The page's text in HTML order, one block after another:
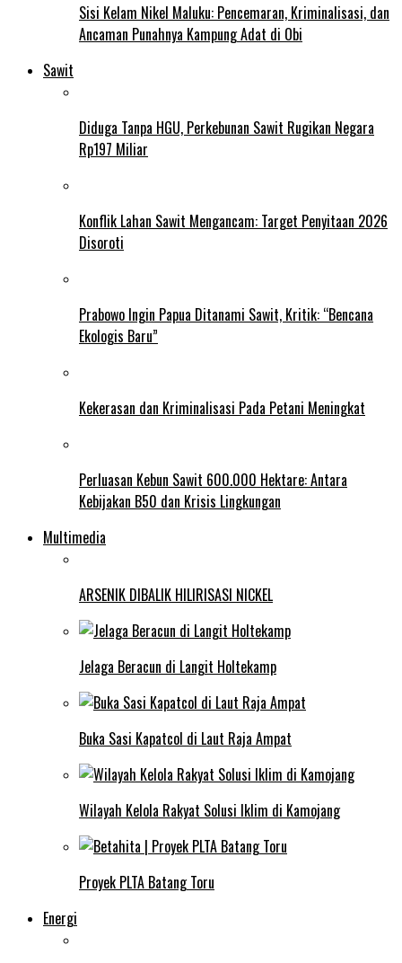
Sisi Kelam Nikel Maluku: Pencemaran, Kriminalisasi, dan
Ancaman Punahnya Kampung Adat di Obi
Sawit
Diduga Tanpa HGU, Perkebunan Sawit Rugikan Negara
Rp197 Miliar
Konflik Lahan Sawit Mengancam: Target Penyitaan 2026
Disoroti
Prabowo Ingin Papua Ditanami Sawit, Kritik: “Bencana
Ekologis Baru”
Kekerasan dan Kriminalisasi Pada Petani Meningkat
Perluasan Kebun Sawit 600.000 Hektare: Antara
Kebijakan B50 dan Krisis Lingkungan
Multimedia
ARSENIK DIBALIK HILIRISASI NICKEL
Jelaga Beracun di Langit Holtekamp
Buka Sasi Kapatcol di Laut Raja Ampat
Wilayah Kelola Rakyat Solusi Iklim di Kamojang
Proyek PLTA Batang Toru
Energi